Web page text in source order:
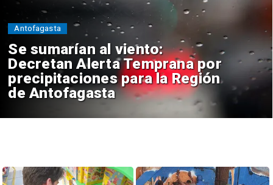
Se sumarían al viento:
Decretan Alerta Temprana por
precipitaciones para la Región
de Antofagasta
Antofagasta